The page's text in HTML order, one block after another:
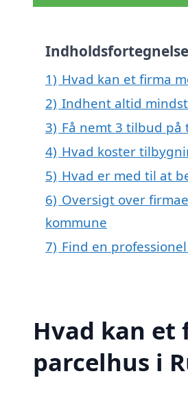
Indholdsfortegnelse
1) Hvad kan et firma
2) Indhent altid
3) Få nemt 3 tilbud
4) Hvad koster
5) Hvad er med til at
6) Oversigt over
kommune
7) Find en
Hvad kan
parcelhus i